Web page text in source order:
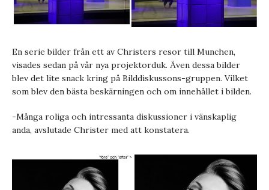
En serie bilder från ett av Christers resor till Munchen,
visades sedan på vår nya projektorduk. Även dessa bilder
blev det lite snack kring på Bilddiskussons-gruppen. Vilket
som blev den bästa beskärningen och om innehållet i bilden.
-Många roliga och intressanta diskussioner i vänskaplig
anda, avslutade Christer med att konstatera.